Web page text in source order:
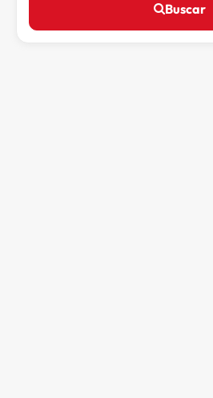
Buscar